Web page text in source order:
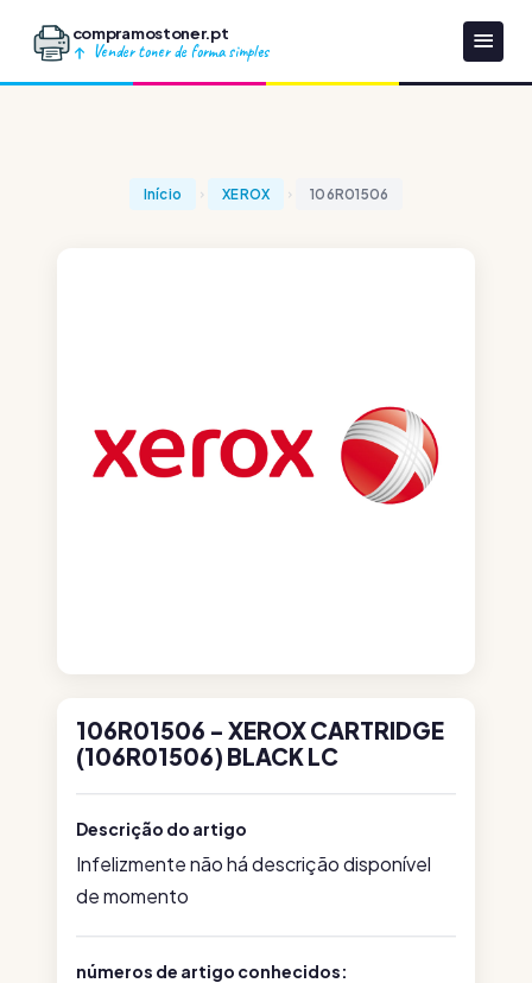
compramostoner.pt
Vender toner de forma simples
Início XEROX 106R01506
106R01506 - XEROX CARTRIDGE
(106R01506) BLACK LC
Descrição do artigo
Infelizmente não há descrição disponível
de momento
números de artigo conhecidos: